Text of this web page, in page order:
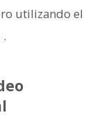
utilizando el
.